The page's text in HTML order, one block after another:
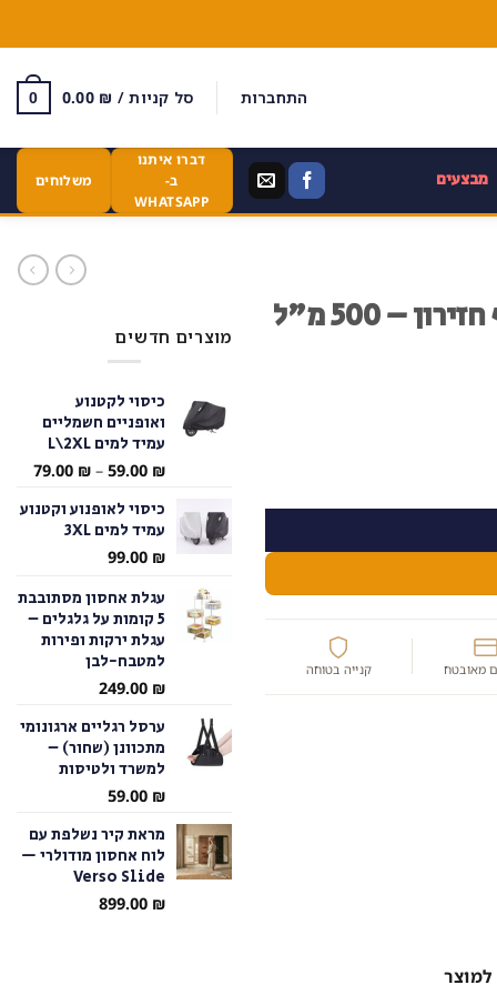
התחברות סל קניות / 0.00 ₪
0
מבצעים
דברו איתנו
ב-
WHATSAPP
משלוחים
– 500 מ"ל
מאובטח קנייה בטוחה
מוצרים חדשים
כיסוי לקטנוע
ואופניים חשמליים
עמיד למים L\2XL
59.00 ₪
–
79.00 ₪
טווח
כיסוי לאופנוע וקטנוע
עמיד למים 3XL
99.00 ₪
עגלת אחסון מסתובבת
5 קומות על גלגלים –
עגלת ירקות ופירות
למטבח-לבן
249.00 ₪
ערסל רגליים ארגונומי
מתכוונן (שחור) –
למשרד ולטיסות
59.00 ₪
מראת קיר נשלפת עם
לוח אחסון מודולרי —
Verso Slide
899.00 ₪